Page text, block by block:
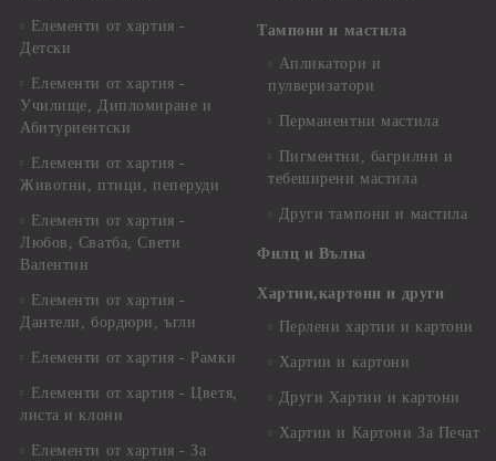
Елементи от хартия -
Детски
Елементи от хартия -
Училище, Дипломиране и
Абитуриентски
Елементи от хартия -
Животни, птици, пеперуди
Елементи от хартия -
Любов, Сватба, Свети
Валентин
Елементи от хартия -
Дантели, бордюри, ъгли
Елементи от хартия - Рамки
Елементи от хартия - Цветя,
листа и клони
Елементи от хартия - За
Тампони и мастила
Апликатори и
пулверизатори
Перманентни мастила
Пигментни, багрилни и
тебеширени мастила
Други тампони и мастила
Филц и Вълна
Хартии,картони и други
Перлени хартии и картони
Хартии и картони
Други Хартии и картони
Хартии и Картони За Печат